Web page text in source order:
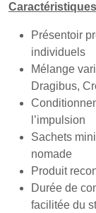
Présentoir
individuels
Mélange
Dragibus,
l’impulsion
Sachets
nomade
Produit
Durée de
facilitée du